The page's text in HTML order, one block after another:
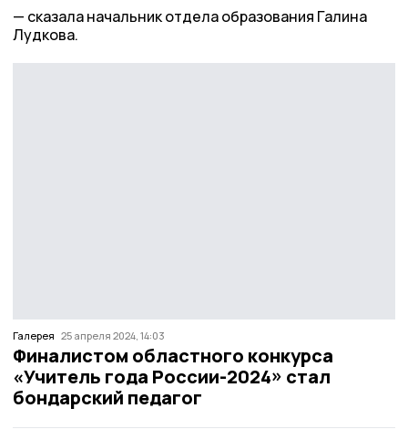
сказала начальник отдела образования Галина
Лудкова.
Галерея 25 апреля 2024, 14:03
Финалистом областного конкурса
«Учитель года России-2024» стал
бондарский педагог